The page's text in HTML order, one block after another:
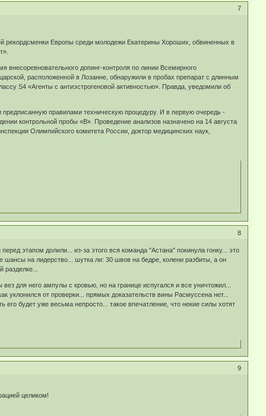
7
рекордсменки Европы среди молодежи Екатерины Хороших, обвиненных в
допинг-контроля по линии Всемирного
расположенной в Лозанне, обнаружили в пробах препарат с длинным
S4 «Агенты с антиэстрогеновой активностью». Правда, уведомили об
правилами техническую процедуру. И в первую очередь -
контрольной пробы «В». Проведение анализов назначено на 14 августа
Олимпийского комитета России, доктор медицинских наук,
8
этапом долили... из-за этого вся команда "Астана" покинула гонку... это
шансы на лидерство... шутка ли: 30 швов на бедре, колени разбиты, а он
для него ампулы с кровью, но на границе испугался и все уничтожил...
уклонился от проверки... прямых доказательств вины Расмуссена нет...
его будет уже весьма непросто... такое впечатление, что некие силы хотят
9
целиком!